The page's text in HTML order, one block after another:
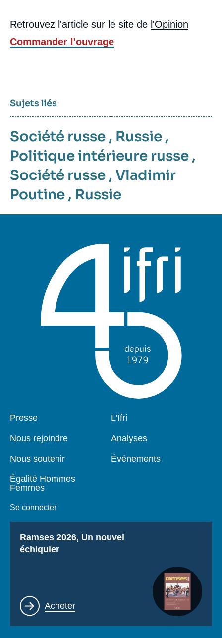
Retrouvez l'article sur le site de l'Opinion
Commander l'ouvrage
Sujets liés
Société russe , Russie ,
Politique intérieure russe ,
Société russe , Vladimir
Poutine , Russie
Pied
Presse
Nous rejoindre
Nous soutenir
Égalité Hommes
Femmes
Se connecter
Navigation
L'Ifri
Analyses
Événements
Titre
Ramses 2026, Un nouvel
échiquier
Lien
Acheter